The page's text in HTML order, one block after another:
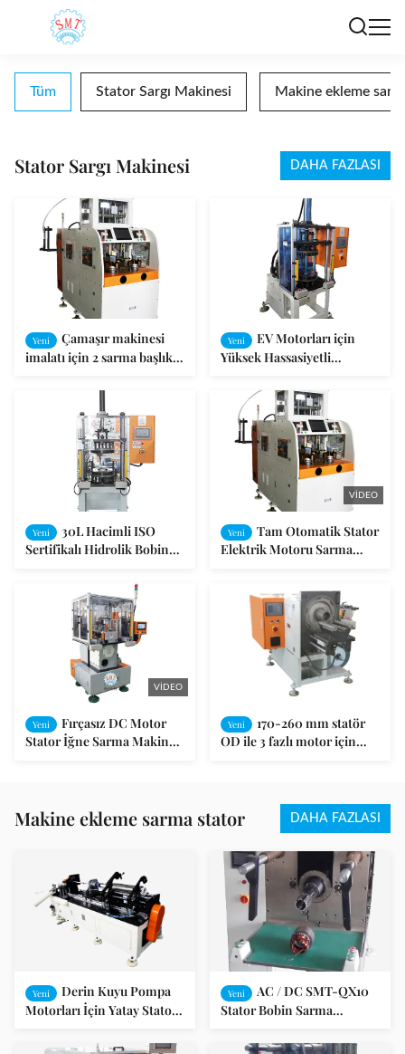
Tüm Stator Sargı Makinesi Makine ekleme
Stator Sargı Makinesi DAHA FAZLASI
Yeni
Çamaşır makinesi
imalatı için 2 sarma başlık
statör sarma makinesinin
indüksiyon motorları,
kompresörler ve pompalar
için çift başlı
Yeni
EV Motorları için
Yüksek Hassasiyetli
Şekillendirme Makinesi -
Yeni Enerji ve Elektrikli
Araç Motoru İmalatı İçin
Yeni
30L Hacimli ISO
Sertifikalı Hidrolik Bobin
Kalite Güvenceli Motor
Üretimi İçin
VIDEO
Yeni
Tam Otomatik Stator
Elektrik Motoru Sarma
VIDEO
Yeni
Fırçasız DC Motor
Stator İğne Sarma Makinesi
Yeni
170-260 mm statör
OD ile 3 fazlı motor için
Makine ekleme sarma stator DAHA FAZLASI
Yeni
Derin Kuyu Pompa
Motorları İçin Yatay Stator
- QX600
Yeni
AC / DC SMT-QX10
Stator Bobin Sarma
Makinesi